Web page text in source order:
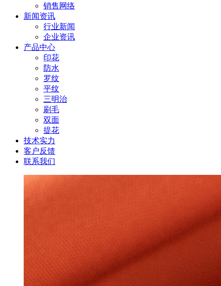
销售网络
新闻资讯
行业新闻
企业资讯
产品中心
印花
防水
罗纹
平纹
三明治
刷毛
双面
提花
技术实力
客户反馈
联系我们